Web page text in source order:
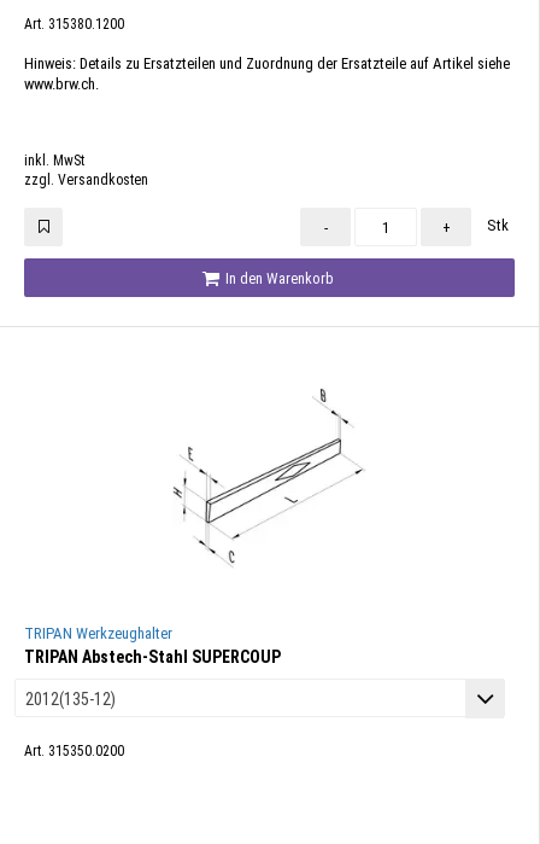
Art. 315380.1200
Hinweis: Details zu Ersatzteilen und Zuordnung der Ersatzteile auf Artikel siehe
www.brw.ch.
inkl. MwSt
zzgl. Versandkosten
- + Stk
In den Warenkorb
TRIPAN Werkzeughalter
TRIPAN Abstech-Stahl SUPERCOUP
Art. 315350.0200